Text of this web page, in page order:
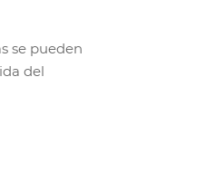
se pueden
del